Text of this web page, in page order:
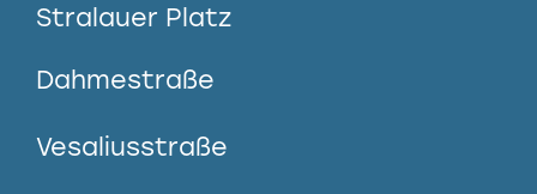
Stralauer Platz
Dahmestraße
Vesaliusstraße